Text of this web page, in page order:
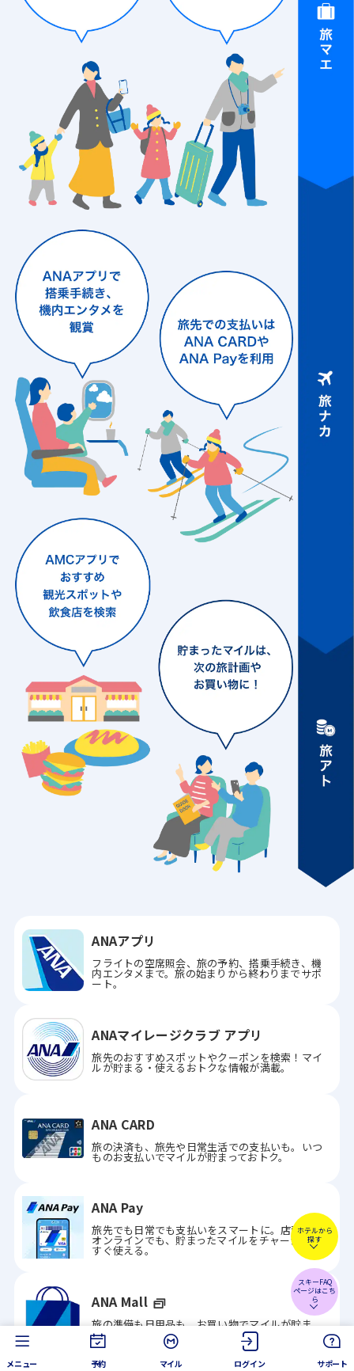
ANAアプリ
フライトの空席照会、旅の予約、搭乗手続き、機
内エンタメまで。旅の始まりから終わりまでサポ
ート。
ANAマイレージクラブ アプリ
旅先のおすすめスポットやクーポンを検索！マイ
ルが貯まる・使えるおトクな情報が満載。
ANA CARD
旅の決済も、旅先や日常生活での支払いも。いつ
ものお支払いでマイルが貯まっておトク。
ANA Pay
旅先でも日常でも支払いをスマートに。店頭でも
オンラインでも、貯まったマイルをチャージして
すぐ使える。
ANA Mall
旅の準備も日用品も。お買い物でマイルが貯ま
る、マイルが使える。
ホテルから
探す
スキーFAQ
ページはこち
ら
メニュー 予約 マイル ログイン サポート